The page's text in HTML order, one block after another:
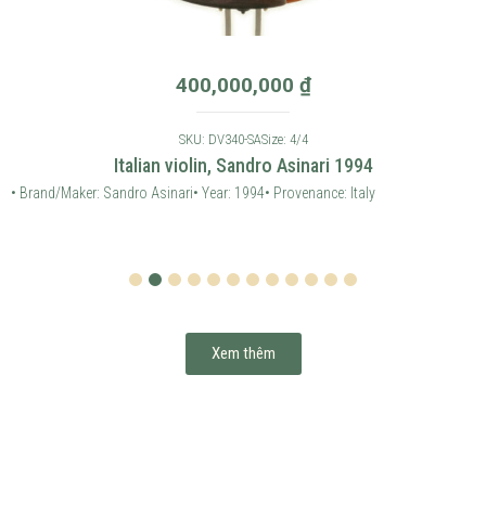
400,000,000 ₫
SKU: DV340-SASize: 4/4
Italian violin, Sandro Asinari 1994
• Brand/Maker: Sandro Asinari• Year: 1994• Provenance: Italy
4 5 6 7 8 9 101112
Xem thêm